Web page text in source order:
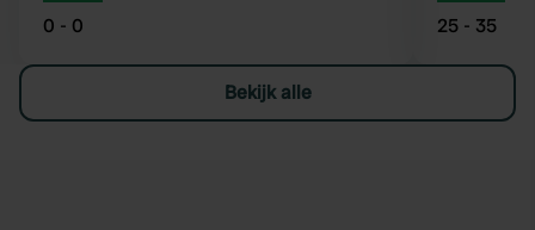
0 - 0 25 - 35
Bekijk alle